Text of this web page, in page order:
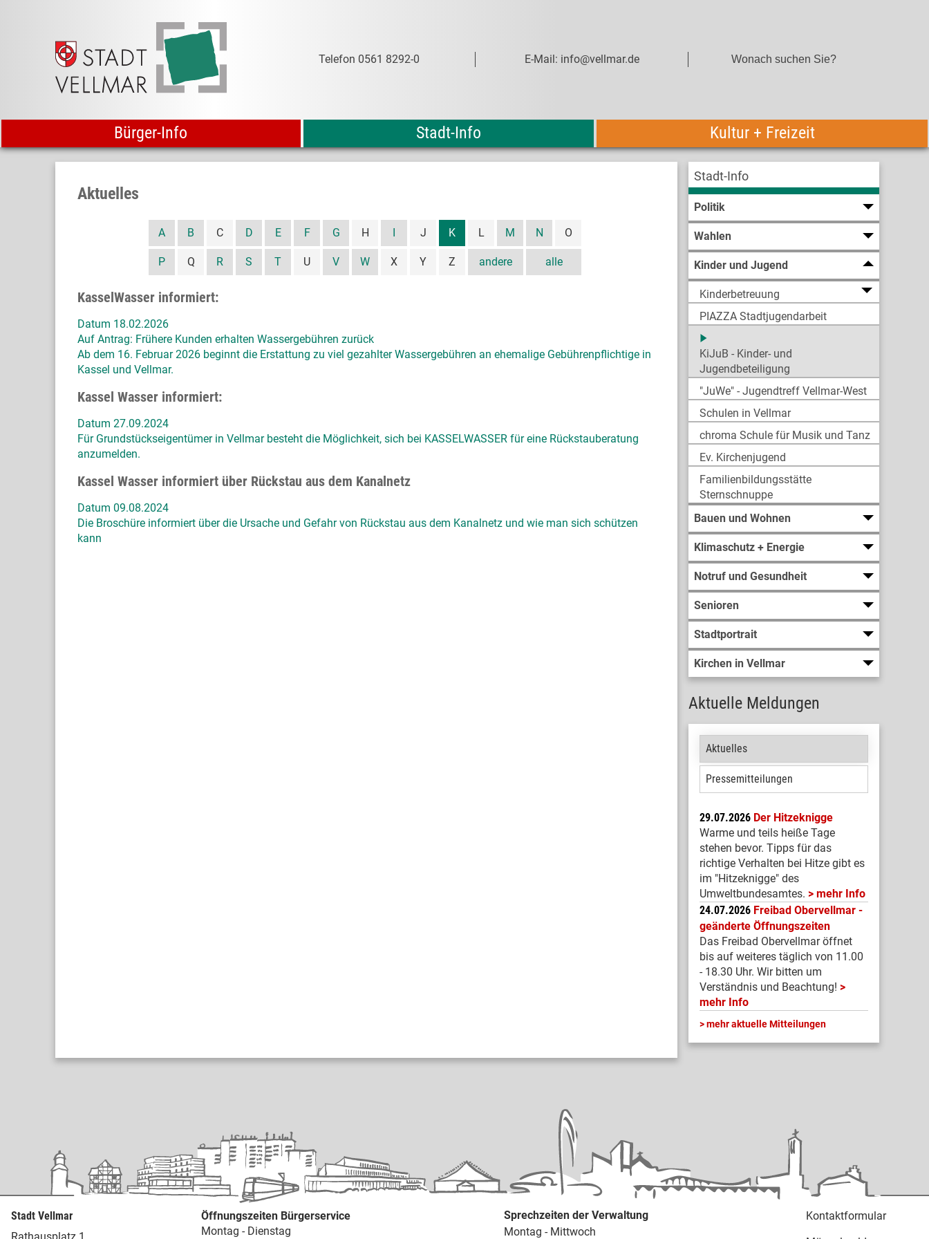
Telefon 0561 8292-0 E-Mail: info@vellmar.de
Bürger-Info Stadt-Info Kultur + Freizeit
Stadt-Info
Politik
Wahlen
Kinder und Jugend
Kinderbetreuung
PIAZZA Stadtjugendarbeit
KiJuB - Kinder- und
Jugendbeteiligung
"JuWe" - Jugendtreff Vellmar-West
Schulen in Vellmar
chroma Schule für Musik und Tanz
Ev. Kirchenjugend
Familienbildungsstätte
Sternschnuppe
Bauen und Wohnen
Klimaschutz + Energie
Notruf und Gesundheit
Senioren
Stadtportrait
Kirchen in Vellmar
Aktuelle Meldungen
Aktuelles
Pressemitteilungen
29.07.2026 Der Hitzeknigge
Warme und teils heiße Tage
stehen bevor. Tipps für das
richtige Verhalten bei Hitze gibt es
im "Hitzeknigge" des
Umweltbundesamtes.
mehr Info
24.07.2026 Freibad Obervellmar -
geänderte Öffnungszeiten
Das Freibad Obervellmar öffnet
bis auf weiteres täglich von 11.00
- 18.30 Uhr. Wir bitten um
Verständnis und Beachtung!
mehr Info
mehr aktuelle Mitteilungen
Aktuelles
alle
A B C D E F G H J K L M N O
P Q R S T U V W X Y Z andere
KasselWasser informiert:
Datum 18.02.2026
Auf Antrag: Frühere Kunden erhalten Wassergebühren zurück
Ab dem 16. Februar 2026 beginnt die Erstattung zu viel gezahlter Wassergebühren an ehemalige Gebührenpflichtige in
Kassel und Vellmar.
Kassel Wasser informiert:
Datum 27.09.2024
Für Grundstückseigentümer in Vellmar besteht die Möglichkeit, sich bei KASSELWASSER für eine Rückstauberatung
anzumelden.
Kassel Wasser informiert über Rückstau aus dem Kanalnetz
Datum 09.08.2024
Die Broschüre informiert über die Ursache und Gefahr von Rückstau aus dem Kanalnetz und wie man sich schützen
kann
Stadt Vellmar
Öffnungszeiten Bürgerservice
Montag - Dienstag
Sprechzeiten der Verwaltung
Montag - Mittwoch
Kontaktformular